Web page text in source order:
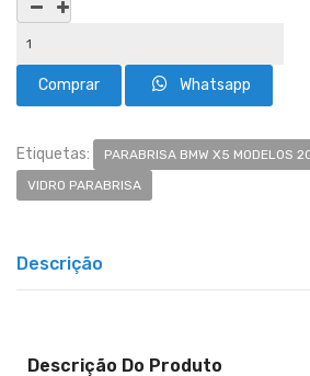
Whatsapp
Etiquetas: PARABRISA BMW X5 MODELOS
VIDRO PARABRISA
Descrição
Descrição Do Produto